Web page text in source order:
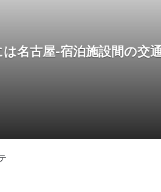
古屋-宿泊施設間の交